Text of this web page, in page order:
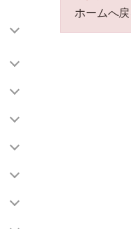
ホームへ戻